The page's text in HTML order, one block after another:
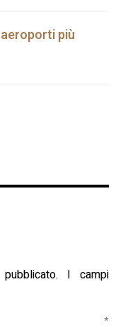
più
I campi
*